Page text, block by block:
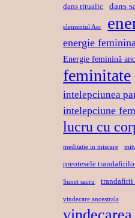
dans ritualic dans
elementul Aer
energie
Energie feminină
feminitate
intelepciunea
intelepciune
lucru cu
meditatie in miscare
preotesele
Sunet sacru trandafirii
vindecare ancestrala